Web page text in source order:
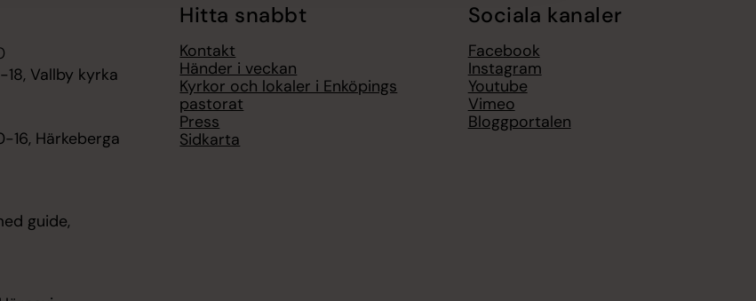
Vallby kyrka
16, Härkeberga
guide,
Hitta snabbt
Kontakt
Händer i veckan
Kyrkor och lokaler i Enköpings
pastorat
Press
Sidkarta
Sociala kanaler
Facebook
Instagram
Youtube
Vimeo
Bloggportalen